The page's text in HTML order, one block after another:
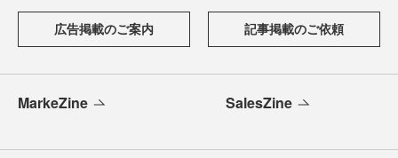
広告掲載のご案内 記事掲載のご依頼
MarkeZine SalesZine